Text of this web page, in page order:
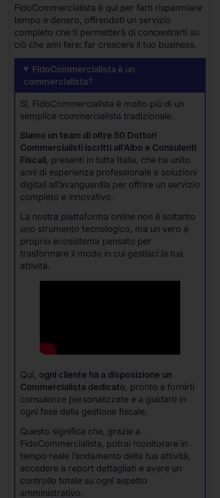
FidoCommercialista è qui per farti risparmiare
tempo e denaro, offrendoti un servizio
completo che ti permetterà di concentrarti su
ciò che ami fare: far crescere il tuo business.
FidoCommercialista è un
commercialista?
Sì, FidoCommercialista è molto più di un
semplice commercialista tradizionale.
Siamo un team di oltre 50 Dottori
Commercialisti iscritti all’Albo e Consulenti
Fiscali, presenti in tutta Italia, che ha unito
anni di esperienza professionale a soluzioni
digitali all’avanguardia per offrire un servizio
completo e innovativo.
La nostra piattaforma online non è soltanto
uno strumento tecnologico, ma un vero e
proprio ecosistema pensato per
trasformare il modo in cui gestisci la tua
attività.
Qui, ogni cliente ha a disposizione un
Commercialista dedicato, pronto a fornirti
consulenze personalizzate e a guidarti in
ogni fase della gestione fiscale.
Questo significa che, grazie a
FidoCommercialista, potrai monitorare in
tempo reale l’andamento della tua attività,
accedere a report dettagliati e avere un
controllo totale su ogni aspetto
amministrativo.